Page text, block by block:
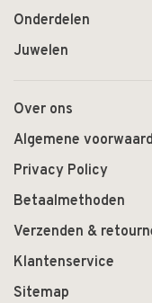
Onderdelen
Juwelen
Over ons
Algemene
Privacy Policy
Betaalmethoden
Verzenden &
Klantenservice
Sitemap